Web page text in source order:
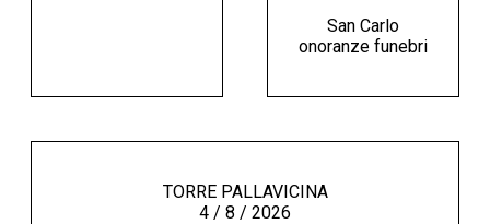
San Carlo
onoranze funebri
TORRE PALLAVICINA
4 / 8 / 2026